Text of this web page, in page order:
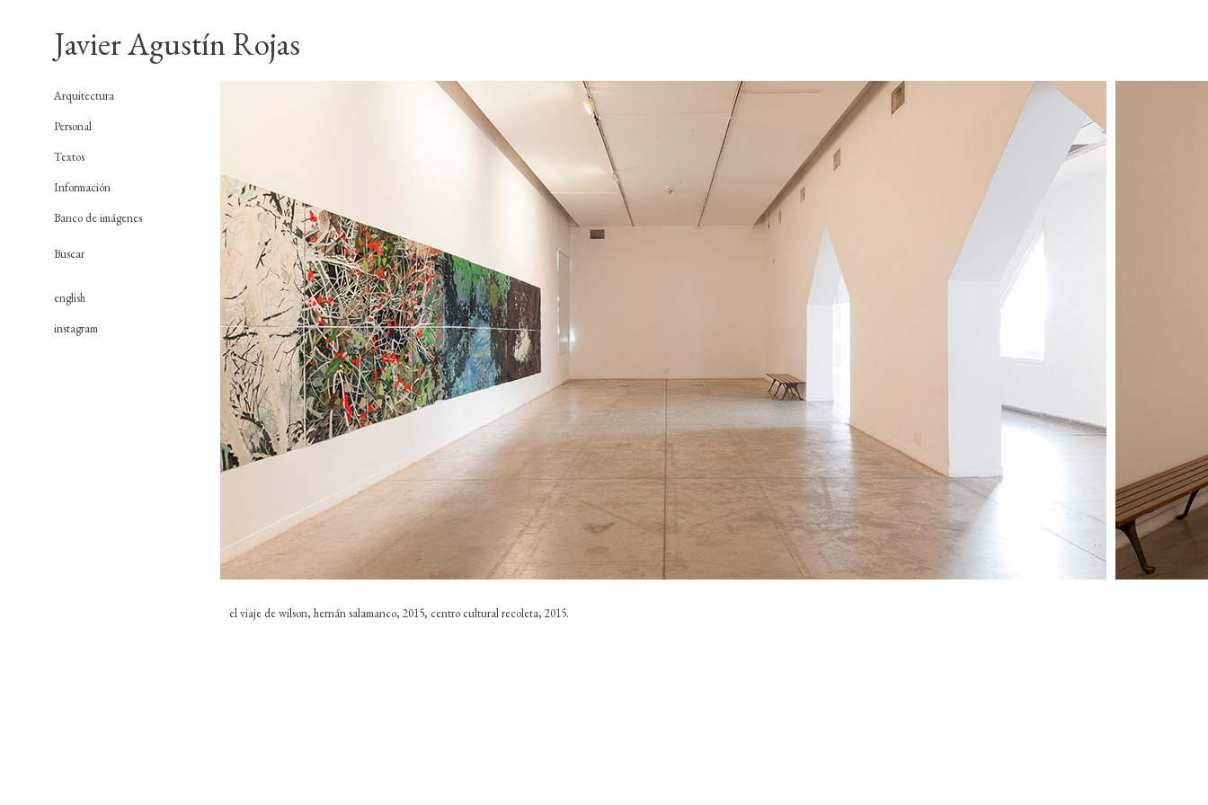
Javier Agustín Rojas
Arquitectura
Personal
Textos
Información
Banco de imágenes
english
instagram
el viaje de wilson, hernán salamanco, 2015, centro cultural recoleta, 2015.